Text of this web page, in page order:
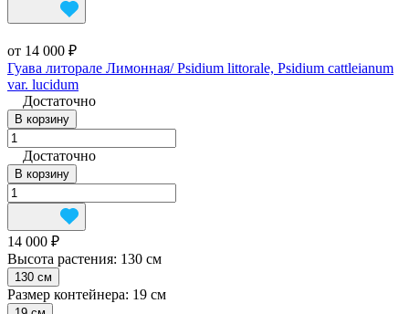
от 14 000 ₽
Гуава литорале Лимонная/ Psidium littorale, Psidium cattleianum
var. lucidum
Достаточно
В корзину
Достаточно
В корзину
14 000 ₽
Высота растения: 130 см
130 см
Размер контейнера: 19 см